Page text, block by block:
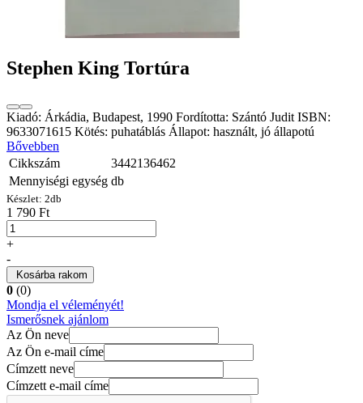
Stephen King Tortúra
Kiadó: Árkádia, Budapest, 1990 Fordította: Szántó Judit ISBN:
9633071615 Kötés: puhatáblás Állapot: használt, jó állapotú
Bővebben
Cikkszám
3442136462
Mennyiségi egység db
Készlet: 2db
1 790 Ft
+
-
Kosárba rakom
0 (0)
Mondja el véleményét!
Ismerősnek ajánlom
Az Ön neve
Az Ön e-mail címe
Címzett neve
Címzett e-mail címe